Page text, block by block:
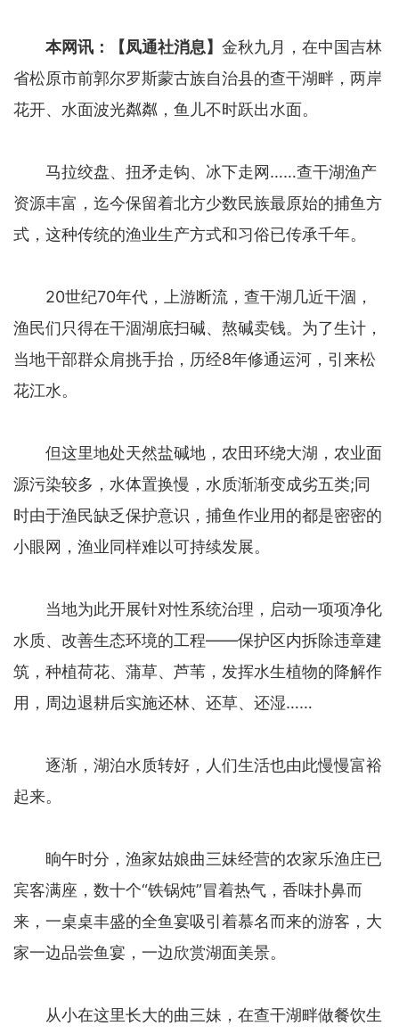
本网讯：【凤通社消息】 金秋九月，在中国吉林
省松原市前郭尔罗斯蒙古族自治县的查干湖畔，两岸
花开、水面波光粼粼，鱼儿不时跃出水面。
马拉绞盘、扭矛走钩、冰下走网……查干湖渔产
资源丰富，迄今保留着北方少数民族最原始的捕鱼方
式，这种传统的渔业生产方式和习俗已传承千年。
20世纪70年代，上游断流，查干湖几近干涸，
渔民们只得在干涸湖底扫碱、熬碱卖钱。为了生计，
当地干部群众肩挑手抬，历经8年修通运河，引来松
花江水。
但这里地处天然盐碱地，农田环绕大湖，农业面
源污染较多，水体置换慢，水质渐渐变成劣五类;同
时由于渔民缺乏保护意识，捕鱼作业用的都是密密的
小眼网，渔业同样难以可持续发展。
当地为此开展针对性系统治理，启动一项项净化
水质、改善生态环境的工程——保护区内拆除违章建
筑，种植荷花、蒲草、芦苇，发挥水生植物的降解作
用，周边退耕后实施还林、还草、还湿……
逐渐，湖泊水质转好，人们生活也由此慢慢富裕
起来。
晌午时分，渔家姑娘曲三妹经营的农家乐渔庄已
宾客满座，数十个“铁锅炖”冒着热气，香味扑鼻而
来，一桌桌丰盛的全鱼宴吸引着慕名而来的游客，大
家一边品尝鱼宴，一边欣赏湖面美景。
从小在这里长大的曲三妹，在查干湖畔做餐饮生